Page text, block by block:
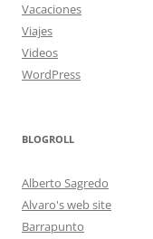
Vacaciones
Viajes
Videos
WordPress
BLOGROLL
Alberto Sagredo
Alvaro's web site
Barrapunto